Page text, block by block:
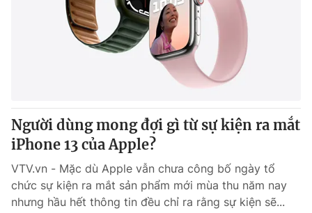
Người dùng mong đợi gì từ sự kiện ra mắt
iPhone 13 của Apple?
VTV.vn - Mặc dù Apple vẫn chưa công bố ngày tổ
chức sự kiện ra mắt sản phẩm mới mùa thu năm nay
nhưng hầu hết thông tin đều chỉ ra rằng sự kiện sẽ...